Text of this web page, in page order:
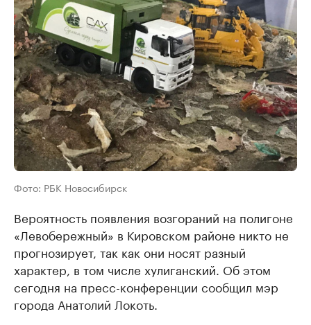
Фото: РБК Новосибирск
Вероятность появления возгораний на полигоне
«Левобережный» в Кировском районе никто не
прогнозирует, так как они носят разный
характер, в том числе хулиганский. Об этом
сегодня на пресс-конференции сообщил мэр
города Анатолий Локоть.